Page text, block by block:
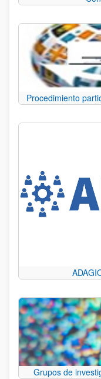
Procedimiento
Grupos de